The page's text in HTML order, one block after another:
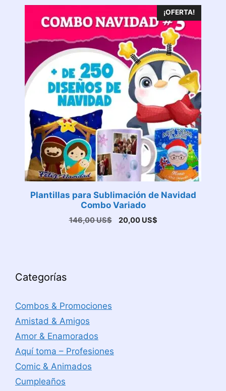
¡OFERTA!
Plantillas para Sublimación de Navidad
Combo Variado
146,00US$
El
20,00 US$El
Categorías
Combos & Promociones
Amistad & Amigos
Amor & Enamorados
Aquí toma – Profesiones
Comic & Animados
Cumpleaños